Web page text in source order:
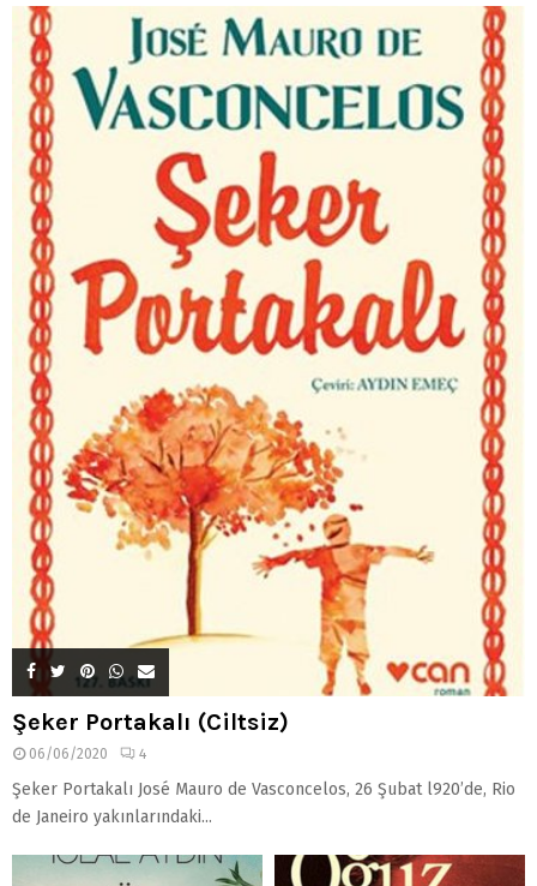
Şeker Portakalı (Ciltsiz)
06/06/2020 4
Şeker Portakalı José Mauro de Vasconcelos, 26 Şubat l920’de, Rio
de Janeiro yakınlarındaki...